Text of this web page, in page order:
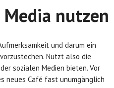
nutzen
und darum ein
Nutzt also die
sozialen Medien bieten. Vor
neues Café fast unumgänglich